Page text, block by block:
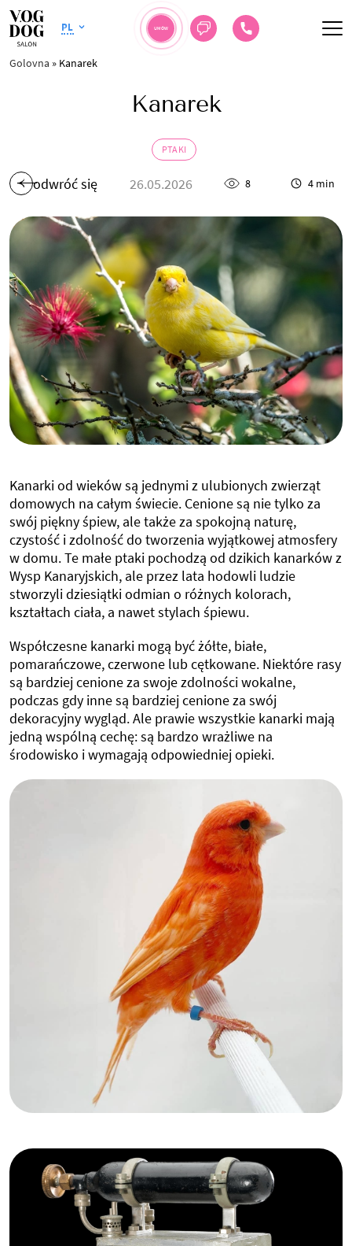
PL UMÓW
Golovna » Kanarek
Kanarek
PTAKI
odwróć się 26.05.2026 8 4 min
Kanarki od wieków są jednymi z ulubionych zwierząt
domowych na całym świecie. Cenione są nie tylko za
swój piękny śpiew, ale także za spokojną naturę,
czystość i zdolność do tworzenia wyjątkowej atmosfery
w domu. Te małe ptaki pochodzą od dzikich kanarków z
Wysp Kanaryjskich, ale przez lata hodowli ludzie
stworzyli dziesiątki odmian o różnych kolorach,
kształtach ciała, a nawet stylach śpiewu.
Współczesne kanarki mogą być żółte, białe,
pomarańczowe, czerwone lub cętkowane. Niektóre rasy
są bardziej cenione za swoje zdolności wokalne,
podczas gdy inne są bardziej cenione za swój
dekoracyjny wygląd. Ale prawie wszystkie kanarki mają
jedną wspólną cechę: są bardzo wrażliwe na
środowisko i wymagają odpowiedniej opieki.